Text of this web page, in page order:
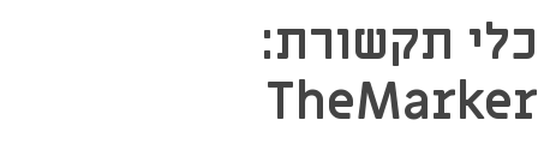
מהשטח
הדתה בספרי לימוד
עמותות דתיות בגנים
ובבתי-ספר הממלכתיים
כלי תקשורת:
TheMarker